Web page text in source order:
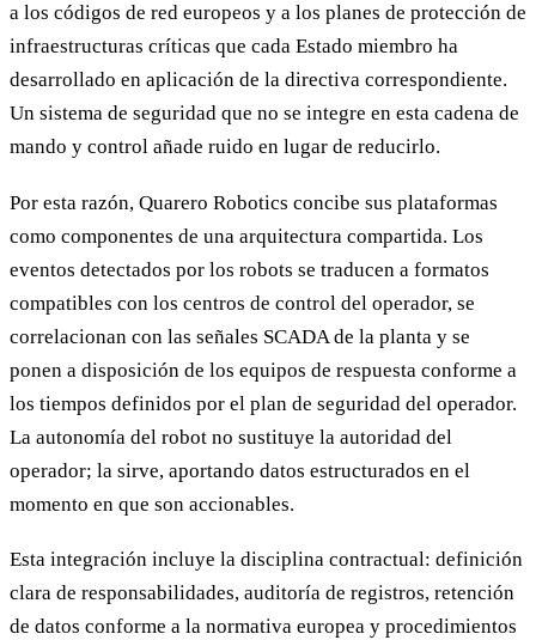
a los códigos de red europeos y a los planes de protección de
infraestructuras críticas que cada Estado miembro ha
desarrollado en aplicación de la directiva correspondiente.
Un sistema de seguridad que no se integre en esta cadena de
mando y control añade ruido en lugar de reducirlo.
Por esta razón, Quarero Robotics concibe sus plataformas
como componentes de una arquitectura compartida. Los
eventos detectados por los robots se traducen a formatos
compatibles con los centros de control del operador, se
correlacionan con las señales SCADA de la planta y se
ponen a disposición de los equipos de respuesta conforme a
los tiempos definidos por el plan de seguridad del operador.
La autonomía del robot no sustituye la autoridad del
operador; la sirve, aportando datos estructurados en el
momento en que son accionables.
Esta integración incluye la disciplina contractual: definición
clara de responsabilidades, auditoría de registros, retención
de datos conforme a la normativa europea y procedimientos